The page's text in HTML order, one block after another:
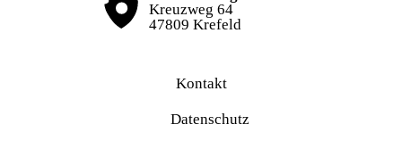
Kreuzweg 64
47809 Krefeld
Kontakt
Datenschutz